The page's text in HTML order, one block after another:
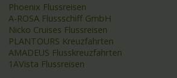
Phoenix Flussreisen
A-ROSA Flussschiff GmbH
Nicko Cruises Flussreisen
PLANTOURS Kreuzfahrten
AMADEUS Flusskreuzfahrten
1AVista Flussreisen